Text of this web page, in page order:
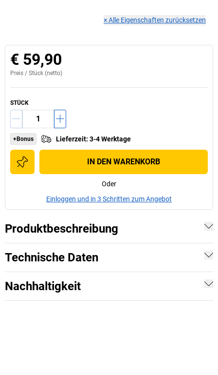
×Alle Eigenschaften zurücksetzen
€ 59,90
Preis / Stück (netto)
STÜCK
+Bonus Lieferzeit: 3-4 Werktage
IN DEN WARENKORB
Oder
Einloggen und in 3 Schritten zum Angebot
Produktbeschreibung
Technische Daten
Nachhaltigkeit